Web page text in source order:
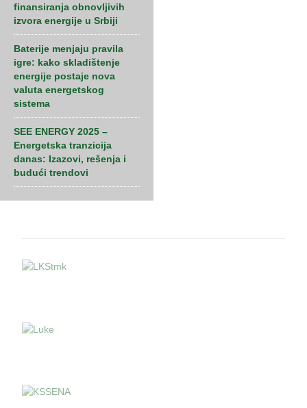
finansiranja obnovljivih
izvora energije u Srbiji
Baterije menjaju pravila
igre: kako skladištenje
energije postaje nova
valuta energetskog
sistema
SEE ENERGY 2025 –
Energetska tranzicija
danas: Izazovi, rešenja i
budući trendovi